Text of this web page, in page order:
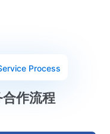
Process
作流程